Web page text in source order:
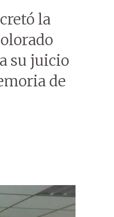
la
su juicio
de